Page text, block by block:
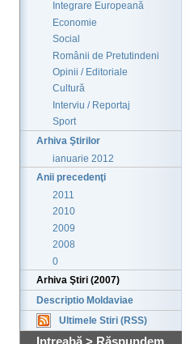
Integrare Europeană
Economie
Social
Românii de Pretutindeni
Opinii / Editoriale
Cultură
Interviu / Reportaj
Sport
Arhiva Ştirilor
ianuarie 2012
Anii precedenţi
2011
2010
2009
2008
0
Arhiva Ştiri (2007)
Descriptio Moldaviae
Ultimele Stiri (RSS)
Intreabă > Răspundem